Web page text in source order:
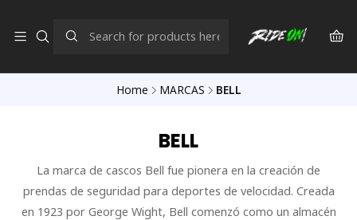
Home MARCAS BELL
BELL
La marca de cascos Bell fue pionera en la creación de
prendas de seguridad para deportes de velocidad. Creada
en 1923 por George Wight, Bell comenzó como un almacén